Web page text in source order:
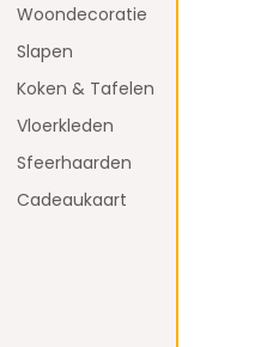
Woondecoratie
Slapen
Koken & Tafelen
Vloerkleden
Sfeerhaarden
Cadeaukaart